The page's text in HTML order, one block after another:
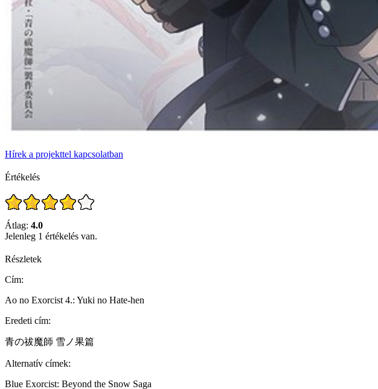
Hírek a projekttel kapcsolatban
Értékelés
Átlag: 4.0
Jelenleg 1 értékelés van.
Részletek
Cím:
Ao no Exorcist 4.: Yuki no Hate-hen
Eredeti cím:
青の祓魔師 雪ノ果篇
Alternatív címek:
Blue Exorcist: Beyond the Snow Saga